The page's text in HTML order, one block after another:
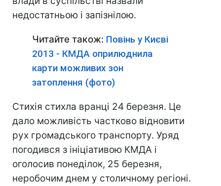
недостатньою і запізнілою.
Читайте також: Повінь у Києві
2013 - КМДА оприлюднила
карти можливих зон
затоплення (фото)
Стихія стихла вранці 24 березня. Це
дало можливість частково відновити
рух громадського транспорту. Уряд
погодився з ініціативою КМДА і
оголосив понеділок, 25 березня,
неробочим днем у столичному регіоні.